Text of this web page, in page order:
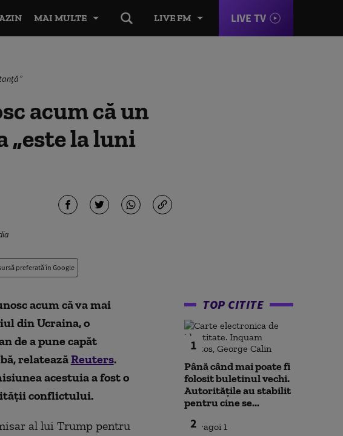
LIVE FM LIVE TV
MAI MULTE
acum că un
„este la luni
preferată în Google
acum că va mai
din Ucraina, o
de a pune capăt
relateazăReuters.
acestuia a fosto
conflictului.
al lui Trump pentru
TOP CITITE
1
Până când mai poate fi
folosit buletinul vechi.
Autoritățile au stabilit
pentru cine se...
2